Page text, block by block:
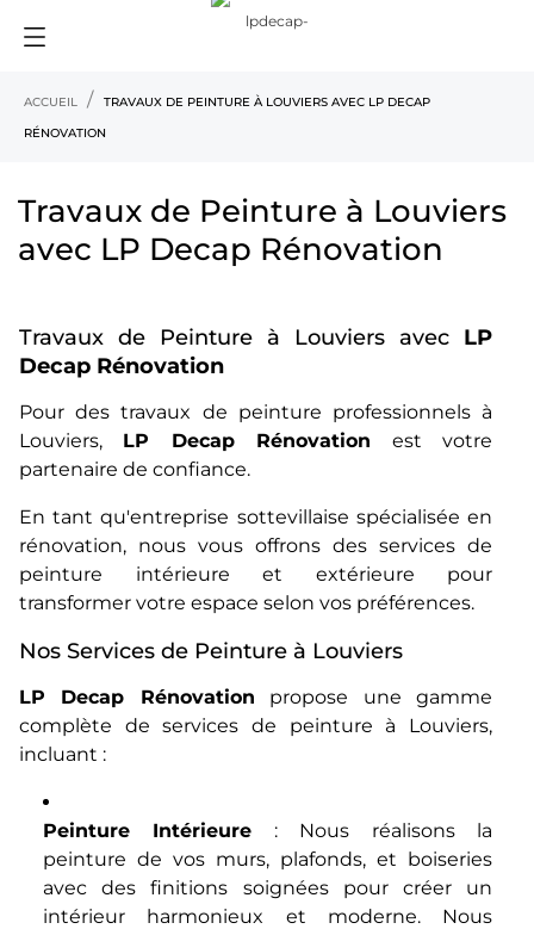
ACCUEIL
TRAVAUX DE PEINTURE À LOUVIERS AVEC LP DECAP
RÉNOVATION
Travaux de Peinture à Louviers
avec LP Decap Rénovation
Travaux de Peinture à Louviers avec LP
Decap Rénovation
Pour des travaux de peinture professionnels à
Louviers, LP Decap Rénovation est votre
partenaire de confiance.
En tant qu'entreprise sottevillaise spécialisée en
rénovation, nous vous offrons des services de
peinture intérieure et extérieure pour
transformer votre espace selon vos préférences.
Nos Services de Peinture à Louviers
LP Decap Rénovation propose une gamme
complète de services de peinture à Louviers,
incluant :
Peinture Intérieure : Nous réalisons la
peinture de vos murs, plafonds, et boiseries
avec des finitions soignées pour créer un
intérieur harmonieux et moderne. Nous